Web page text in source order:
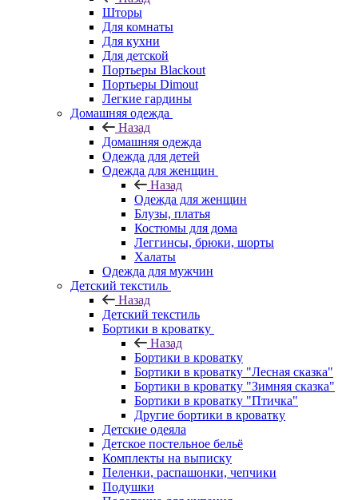
Шторы
Для комнаты
Для кухни
Для детской
Портьеры Blackout
Портьеры Dimout
Легкие гардины
Домашняя одежда
Назад
Домашняя одежда
Одежда для детей
Одежда для женщин
Назад
Одежда для женщин
Блузы, платья
Костюмы для дома
Леггинсы, брюки, шорты
Халаты
Одежда для мужчин
Детский текстиль
Назад
Детский текстиль
Бортики в кроватку
Назад
Бортики в кроватку
Бортики в кроватку "Лесная сказка"
Бортики в кроватку "Зимняя сказка"
Бортики в кроватку "Птичка"
Другие бортики в кроватку
Детские одеяла
Детское постельное бельё
Комплекты на выписку
Пеленки, распашонки, чепчики
Подушки